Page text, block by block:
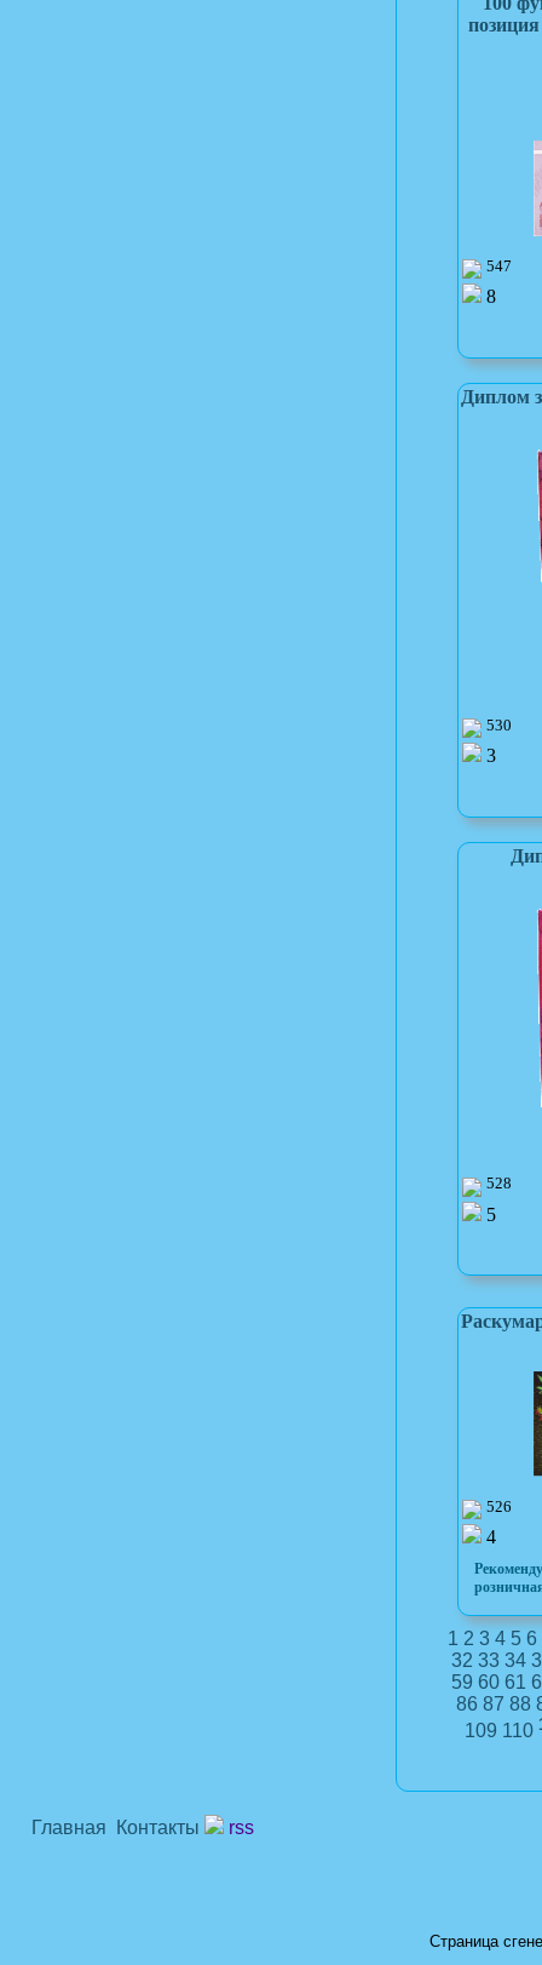
позиция
547
8
Диплом
530
3
528
5
526
4
1 2 3 4 5 6
32 33 34
59 60 61
86 87 88
109 110
Главная Контакты rss
Страница